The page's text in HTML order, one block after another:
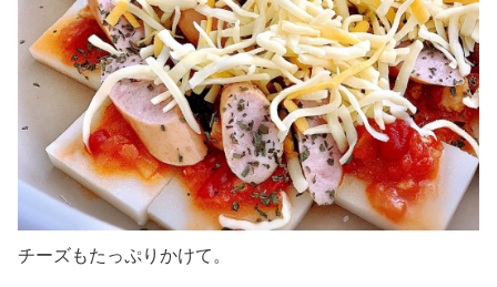
チーズもたっぷりかけて。